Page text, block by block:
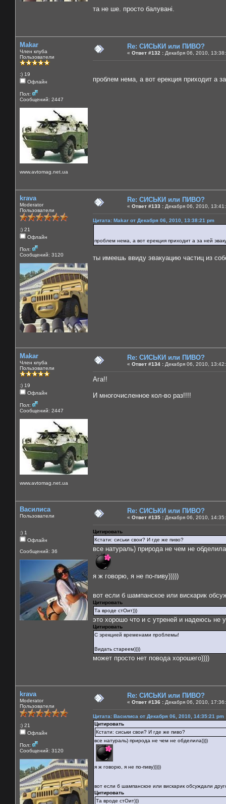
та не ше. просто балувані.
Makar
Член клуба
Пользователи
:) 19
Офлайн
Пол:
Сообщений: 2447
www.avtomag.net.ua
Re: СИСЬКИ или ПИВО?
« Ответ #132 : Декабря 06, 2010,
проблем нема, а вот ерекция приходит а
krava
Moderator
Пользователи
:) 21
Офлайн
Пол:
Сообщений: 3120
Re: СИСЬКИ или ПИВО?
« Ответ #133 : Декабря 06, 2010,
Цитата: Makar от Декабря 06, 2010, 13:38:21 pm
проблем нема, а вот ерекция приходит а за ней
ты имеешь ввиду эвакуацию частиц из
Makar
Член клуба
Пользователи
:) 19
Офлайн
Пол:
Сообщений: 2447
www.avtomag.net.ua
Re: СИСЬКИ или ПИВО?
« Ответ #134 : Декабря 06, 2010,
Ага!!
И многочисленное кол-во раз!!!!
Василиса
Пользователи
:) 1
Офлайн
Сообщений: 36
Re: СИСЬКИ или ПИВО?
« Ответ #135 : Декабря 06, 2010,
Цитировать
Кстати: сиськи свои? И где же пиво?
все натураль) природа не чем не
я ж говорю, я не по-пиву)))))
вот если б шампанское или вискарик
Цитировать
Та вроде стОит)))
это хорошо что и с утреней и надеюсь не
Цитировать
С эрекцией временами проблемы!
Видать стареем))))
может просто нет повода хорошего))))
krava
Moderator
Пользователи
:) 21
Офлайн
Пол:
Сообщений: 3120
Re: СИСЬКИ или ПИВО?
« Ответ #136 : Декабря 06, 2010,
Цитата: Василиса от Декабря 06, 2010, 14:35:21 pm
Цитировать
Кстати: сиськи свои? И где же пиво?
все натураль) природа не чем не обделила))))
я ж говорю, я не по-пиву)))))
вот если б шампанское или вискарик обсуждали
Цитировать
Та вроде стОит)))